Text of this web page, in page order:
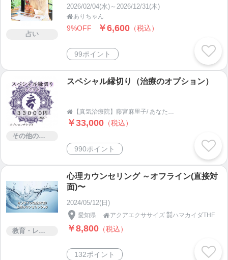
占い
2026/02/04(水)～2026/12/31(木)
ありちゃん
9%OFF ￥6,600 （税込）
99ポイント
その他のサービス
スペシャル縁切り（治療のオプション）

￥33,000 （税込）
990ポイント
教育・レッスン・講習
心理カウンセリング ～オフライン(直接対
面)〜
2024/05/12(日)
愛知県 アクアエクササイズ ㍿ハマカイダTHF
￥8,800 （税込）
132ポイント